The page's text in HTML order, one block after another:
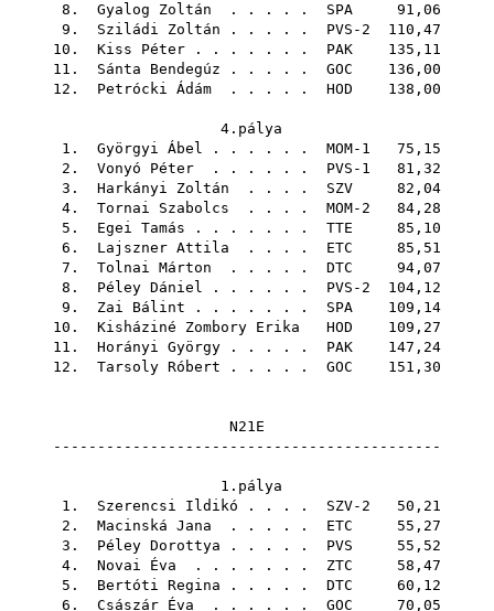
8. Gyalog Zoltán . . . . . SPA 91,06
9. Sziládi Zoltán . . . . . PVS-2 110,47
10. Kiss Péter . . . . . . . PAK 135,11
11. Sánta Bendegúz . . . . . GOC 136,00
12. Petrócki Ádám . . . . . HOD 138,00
4.pálya
1. Györgyi Ábel . . . . . . MOM-1 75,15
2. Vonyó Péter . . . . . . PVS-1 81,32
3. Harkányi Zoltán . . . . SZV 82,04
4. Tornai Szabolcs . . . . MOM-2 84,28
5. Egei Tamás . . . . . . . TTE 85,10
6. Lajszner Attila . . . . ETC 85,51
7. Tolnai Márton . . . . . DTC 94,07
8. Péley Dániel . . . . . . PVS-2 104,12
9. Zai Bálint . . . . . . . SPA 109,14
10. Kisháziné Zombory Erika HOD 109,27
11. Horányi György . . . . . PAK 147,24
12. Tarsoly Róbert . . . . . GOC 151,30
N21E
--------------------------------------------
1.pálya
1. Szerencsi Ildikó . . . . SZV-2 50,21
2. Macinská Jana . . . . . ETC 55,27
3. Péley Dorottya . . . . . PVS 55,52
4. Novai Éva . . . . . . . ZTC 58,47
5. Bertóti Regina . . . . . DTC 60,12
6. Császár Éva . . . . . . GOC 70,05